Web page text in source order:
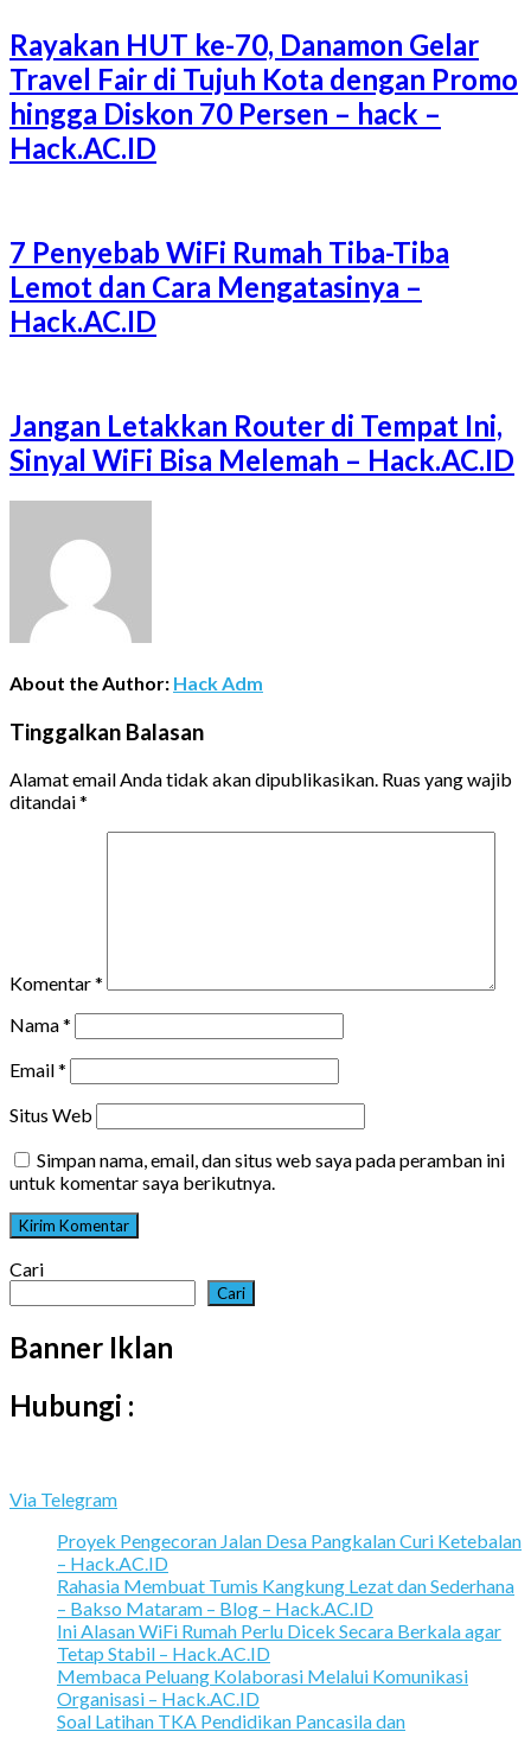
Rayakan HUT ke-70, Danamon Gelar
Travel Fair di Tujuh Kota dengan Promo
hingga Diskon 70 Persen – hack –
Hack.AC.ID
7 Penyebab WiFi Rumah Tiba-Tiba
Lemot dan Cara Mengatasinya –
Hack.AC.ID
Jangan Letakkan Router di Tempat Ini,
Sinyal WiFi Bisa Melemah – Hack.AC.ID
About the Author: Hack Adm
Tinggalkan Balasan
Alamat email Anda tidak akan dipublikasikan. Ruas yang wajib
ditandai*
Komentar*
Nama*
Email*
Situs Web
Simpan nama, email, dan situs web saya pada peramban ini
untuk komentar saya berikutnya.
Cari
Cari
Banner Iklan
Hubungi :
Via Telegram
Proyek Pengecoran Jalan Desa Pangkalan Curi Ketebalan
– Hack.AC.ID
Rahasia Membuat Tumis Kangkung Lezat dan Sederhana
– Bakso Mataram – Blog – Hack.AC.ID
Ini Alasan WiFi Rumah Perlu Dicek Secara Berkala agar
Tetap Stabil – Hack.AC.ID
Membaca Peluang Kolaborasi Melalui Komunikasi
Organisasi – Hack.AC.ID
Soal Latihan TKA Pendidikan Pancasila dan